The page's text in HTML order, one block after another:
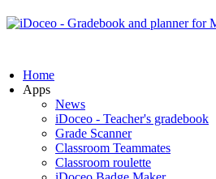
Home
Apps
News
iDoceo - Teacher's gradebook
Grade Scanner
Classroom Teammates
Classroom roulette